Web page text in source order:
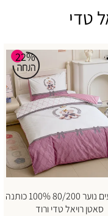
טדי
22%
סט מצעים נוער 80/200 100% כותנה
סאטן רויאל טדי ורוד